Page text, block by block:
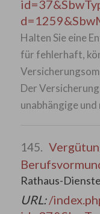
Halten Sie eine
für fehlerhaft,
Der
unabhängige
145.
Rathaus-Dienste
URL:/